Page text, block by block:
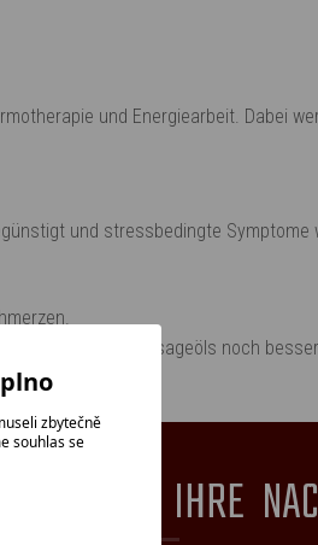
und Energiearbeit. Dabei
und stressbedingte Symptome
verwendeten Massageöls noch
SIE UNS IHRE
zbytečně
souhlas se